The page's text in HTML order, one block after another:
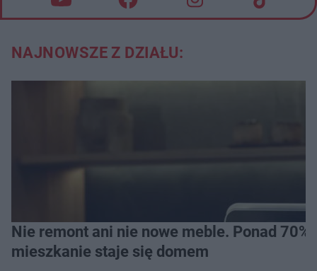
NAJNOWSZE Z DZIAŁU:
Nie remont ani nie nowe meble. Ponad
mieszkanie staje się domem